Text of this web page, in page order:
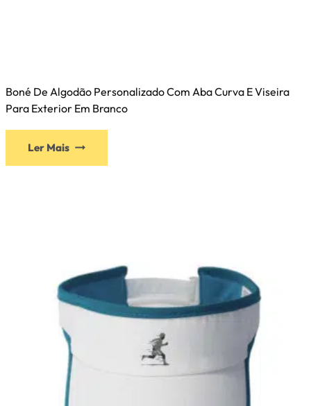
Boné De Algodão Personalizado Com Aba Curva E Viseira
Para Exterior Em Branco
Ler Mais